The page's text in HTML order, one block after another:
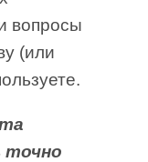
вопросы
(или
точно